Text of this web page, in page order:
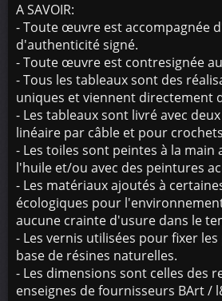
A SAVOIR:
- Toute œuvre est accompagnée
d'authenticité signé.
- Toute œuvre est contresignée
- Tous les tableaux sont des
uniques et viennent directement
- Les tableaux sont livré avec
linéaire par câble et pour
- Les toiles sont peintes à la main
l'huile et/ou avec des peintures
- Les matériaux ajoutés à
écologiques pour
aucune crainte d'usure dans le
- Les vernis utilisées pour fixer
base de résines naturelles.
- Les dimensions sont celles des
enseignes de fournisseurs BArt /